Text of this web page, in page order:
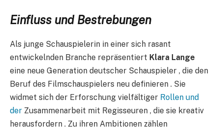
Einfluss und Bestrebungen
Als junge Schauspielerin in einer sich rasant
entwickelnden Branche repräsentiert Klara Lange
eine neue Generation deutscher Schauspieler , die den
Beruf des Filmschauspielers neu definieren . Sie
widmet sich der Erforschung vielfältiger Rollen und
der Zusammenarbeit mit Regisseuren , die sie kreativ
herausfordern . Zu ihren Ambitionen zählen